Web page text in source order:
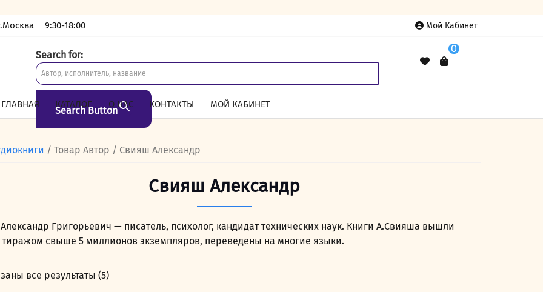
9:30-18:00 Мой Кабинет
Search for:
Search Button
0
ГЛАВНАЯ КАТАЛОГ О НАС КОНТАКТЫ МОЙ КАБИНЕТ
/ Товар Автор / Свияш Александр
Свияш Александр
Григорьевич — писатель, психолог, кандидат технических наук. Книги А.Свияша вышли
свыше 5 миллионов экземпляров, переведены на многие языки.
все результаты (5)Сортировка: